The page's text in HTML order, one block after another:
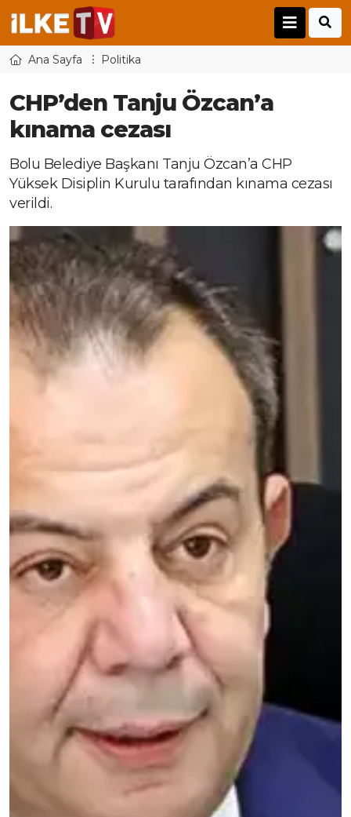
Ana Sayfa Politika
CHP’den Tanju Özcan’a
kınama cezası
Bolu Belediye Başkanı Tanju Özcan’a CHP
Yüksek Disiplin Kurulu tarafından kınama cezası
verildi.